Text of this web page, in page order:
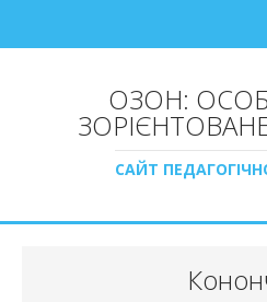
ОЗОН:
САЙТ